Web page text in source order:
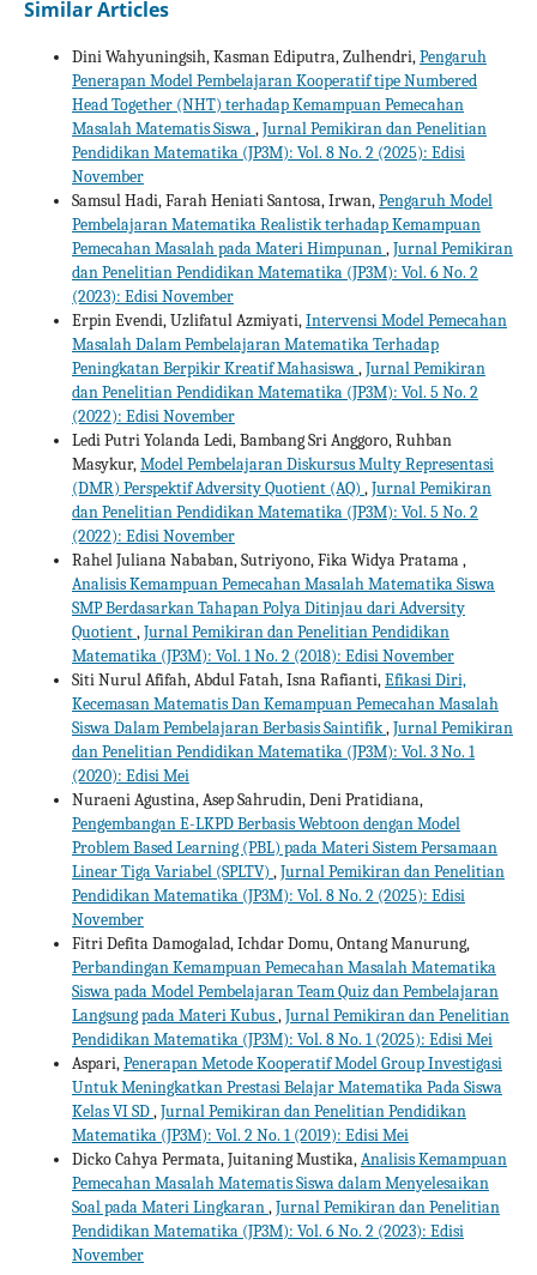
Similar Articles
Dini Wahyuningsih, Kasman Ediputra, Zulhendri,Pengaruh
Penerapan Model Pembelajaran Kooperatif tipe Numbered
Head Together (NHT) terhadap Kemampuan Pemecahan
Masalah Matematis Siswa,Jurnal Pemikiran dan Penelitian
Pendidikan Matematika (JP3M): Vol. 8 No. 2 (2025): Edisi
November
Samsul Hadi, Farah Heniati Santosa, Irwan,Pengaruh Model
Pembelajaran Matematika Realistik terhadap Kemampuan
Pemecahan Masalah pada Materi Himpunan,Jurnal Pemikiran
dan Penelitian Pendidikan Matematika (JP3M): Vol. 6 No. 2
(2023): Edisi November
Erpin Evendi, Uzlifatul Azmiyati,Intervensi Model Pemecahan
Masalah Dalam Pembelajaran Matematika Terhadap
Peningkatan Berpikir Kreatif Mahasiswa,Jurnal Pemikiran
dan Penelitian Pendidikan Matematika (JP3M): Vol. 5 No. 2
(2022): Edisi November
Ledi Putri Yolanda Ledi, Bambang Sri Anggoro, Ruhban
Masykur,Model Pembelajaran Diskursus Multy Representasi
(DMR) Perspektif Adversity Quotient (AQ) ,Jurnal Pemikiran
dan Penelitian Pendidikan Matematika (JP3M): Vol. 5 No. 2
(2022): Edisi November
Rahel Juliana Nababan, Sutriyono, Fika Widya Pratama ,
Analisis Kemampuan Pemecahan Masalah Matematika Siswa
SMP Berdasarkan Tahapan Polya Ditinjau dari Adversity
Quotient,Jurnal Pemikiran dan Penelitian Pendidikan
Matematika (JP3M): Vol. 1 No. 2 (2018): Edisi November
Siti Nurul Afifah, Abdul Fatah, Isna Rafianti,Efikasi Diri,
Kecemasan Matematis Dan Kemampuan Pemecahan Masalah
Siswa Dalam Pembelajaran Berbasis Saintifik,Jurnal Pemikiran
dan Penelitian Pendidikan Matematika (JP3M): Vol. 3 No. 1
(2020): Edisi Mei
Nuraeni Agustina, Asep Sahrudin, Deni Pratidiana,
Pengembangan E-LKPD Berbasis Webtoon dengan Model
Problem Based Learning (PBL) pada Materi Sistem Persamaan
Linear Tiga Variabel (SPLTV) ,Jurnal Pemikiran dan Penelitian
Pendidikan Matematika (JP3M): Vol. 8 No. 2 (2025): Edisi
November
Fitri Defita Damogalad, Ichdar Domu, Ontang Manurung,
Perbandingan Kemampuan Pemecahan Masalah Matematika
Siswa pada Model Pembelajaran Team Quiz dan Pembelajaran
Langsung pada Materi Kubus,Jurnal Pemikiran dan Penelitian
Pendidikan Matematika (JP3M): Vol. 8 No. 1 (2025): Edisi Mei
Aspari,Penerapan Metode Kooperatif Model Group Investigasi
Untuk Meningkatkan Prestasi Belajar Matematika Pada Siswa
Kelas VI SD,Jurnal Pemikiran dan Penelitian Pendidikan
Matematika (JP3M): Vol. 2 No. 1 (2019): Edisi Mei
Dicko Cahya Permata, Juitaning Mustika,Analisis Kemampuan
Pemecahan Masalah Matematis Siswa dalam Menyelesaikan
Soal pada Materi Lingkaran,Jurnal Pemikiran dan Penelitian
Pendidikan Matematika (JP3M): Vol. 6 No. 2 (2023): Edisi
November